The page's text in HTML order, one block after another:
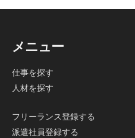
メニュー
仕事を探す
人材を探す
フリーランス登録する
派遣社員登録する